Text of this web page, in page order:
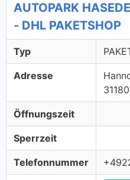
AUTOPARK
- DHL PAKETSHOP
Typ
Adresse
Öffnungszeit
Sperrzeit
Telefonnummer